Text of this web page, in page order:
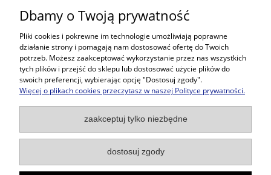
tel.: 32-785-29-00
tel. kom: 609-808-147
handlowy@prosper.com.pl
Informacje
Pomoc w zakupach
Popularne kategorie
Dbamy o Twoją prywatność
Pliki cookies i pokrewne im technologie umożliwiają poprawne
działanie strony i pomagają nam dostosować ofertę do Twoich
potrzeb. Możesz zaakceptować wykorzystanie przez nas wszystkich
tych plików i przejść do sklepu lub dostosować użycie plików do
swoich preferencji, wybierając opcję "Dostosuj zgody".
Więcej o plikach cookies przeczytasz w naszej Polityce prywatności.
zaakceptuj tylko niezbędne
dostosuj zgody